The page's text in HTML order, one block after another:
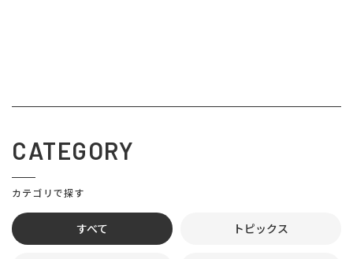
CATEGORY
カテゴリで探す
すべて トピックス